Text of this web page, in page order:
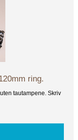
ring.
tautampene. Skriv